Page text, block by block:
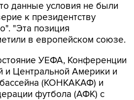
данные условия не были
к президентству
"Эта позиция
в европейском союзе.
УЕФА, Конференции
и Центральной Америки и
(КОНКАКАФ) и
футбола (АФК) с